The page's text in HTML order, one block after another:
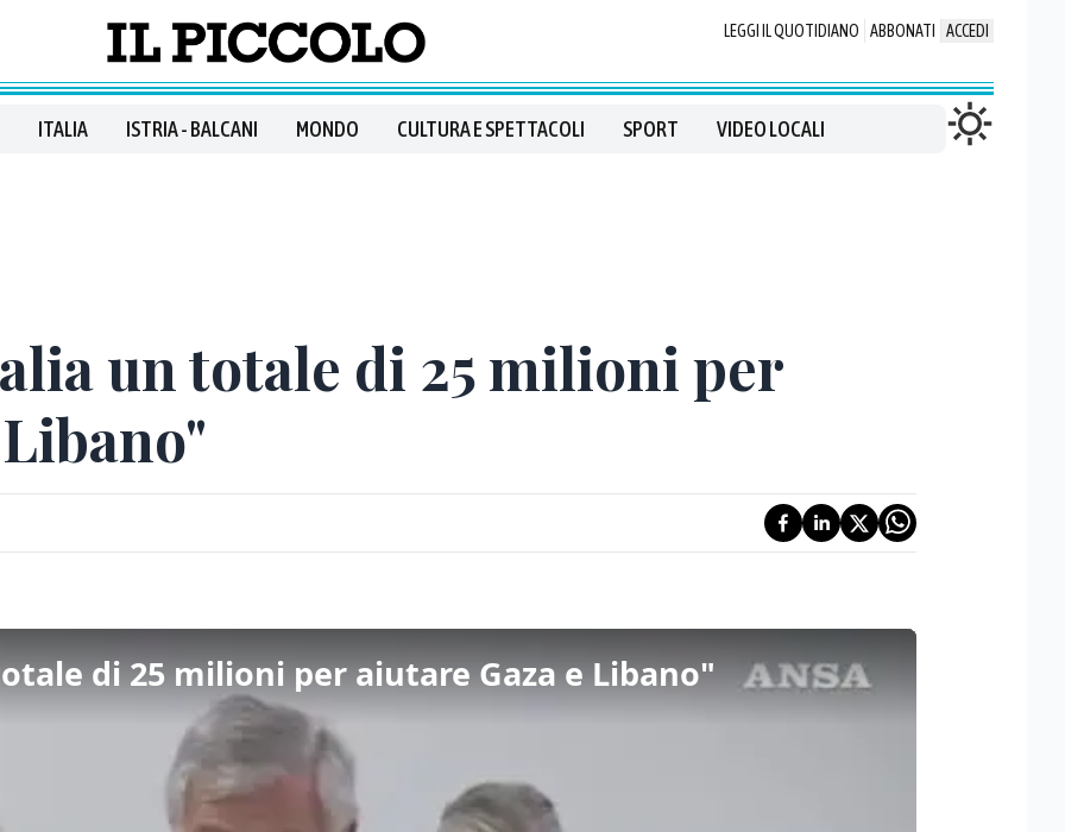
LEGGI IL QUOTIDIANO ABBONATI ACCEDI
ITALIA ISTRIA - BALCANI MONDO CULTURA E SPETTACOLI SPORT VIDEO LOCALI
un totale di 25 milioni per
di 25 milioni per aiutare Gaza e Libano"